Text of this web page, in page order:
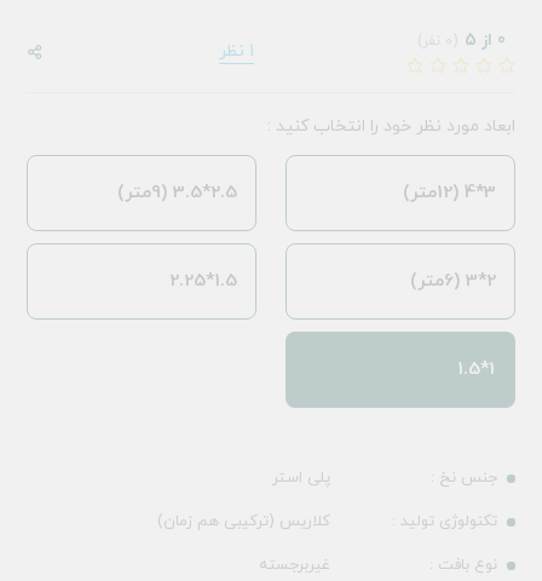
0 از 5 1 نظر
جنس نخ :
پلی استر
تکنولوژی تولید :
کلاریس (ترکیبی هم زمان)
نوع بافت :
غیربرجسته
ابعاد مورد نظر خود را انتخاب کنید :
3*4 (12متر) 2.5*3.5 (9متر)
2*3 (6متر) 1.5*2.25
1*1.5